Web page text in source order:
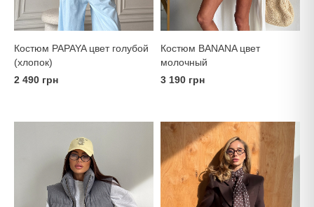
Костюм PAPAYA цвет голубой
(хлопок)
2 490 грн
Костюм BANANA цвет
молочный
3 190 грн